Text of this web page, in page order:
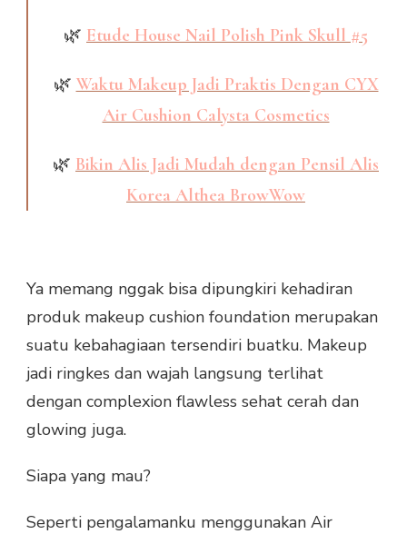
🌿 Etude House Nail Polish Pink Skull #5
🌿 Waktu Makeup Jadi Praktis Dengan CYX
Air Cushion Calysta Cosmetics
🌿 Bikin Alis Jadi Mudah dengan Pensil Alis
Korea Althea BrowWow
Ya memang nggak bisa dipungkiri kehadiran
produk makeup cushion foundation merupakan
suatu kebahagiaan tersendiri buatku. Makeup
jadi ringkes dan wajah langsung terlihat
dengan complexion flawless sehat cerah dan
glowing juga.
Siapa yang mau?
Seperti pengalamanku menggunakan Air